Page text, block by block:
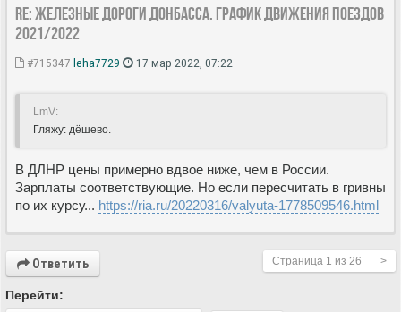
Re: Железные дороги Донбасса. График движения поездов
2021/2022
#715347 leha7729 17 мар 2022, 07:22
LmV:
Гляжу: дёшево.
В ДЛНР цены примерно вдвое ниже, чем в России.
Зарплаты соответствующие. Но если пересчитать в гривны
по их курсу... https://ria.ru/20220316/valyuta-1778509546.html
Ответить Страница 1 из 26 >
Перейти: